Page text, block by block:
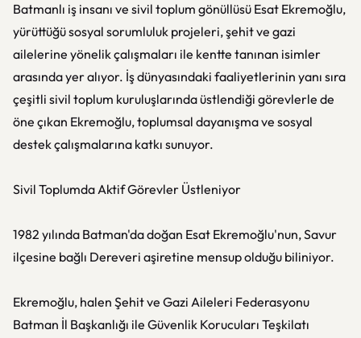
Batmanlı iş insanı ve sivil toplum gönüllüsü Esat Ekremoğlu,
yürüttüğü sosyal sorumluluk projeleri, şehit ve gazi
ailelerine yönelik çalışmaları ile kentte tanınan isimler
arasında yer alıyor. İş dünyasındaki faaliyetlerinin yanı sıra
çeşitli sivil toplum kuruluşlarında üstlendiği görevlerle de
öne çıkan Ekremoğlu, toplumsal dayanışma ve sosyal
destek çalışmalarına katkı sunuyor.
Sivil Toplumda Aktif Görevler Üstleniyor
1982 yılında Batman'da doğan Esat Ekremoğlu'nun, Savur
ilçesine bağlı Dereveri aşiretine mensup olduğu biliniyor.
Ekremoğlu, halen Şehit ve Gazi Aileleri Federasyonu
Batman İl Başkanlığı ile Güvenlik Korucuları Teşkilatı